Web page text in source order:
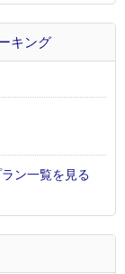
キング
ン一覧を見る